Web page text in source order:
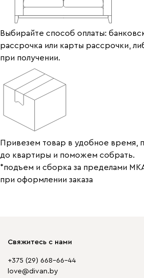
Выбирайте способ оплаты:
рассрочка или карты рассрочки,
при получении.
Привезем товар в удобное время,
до квартиры и поможем собрать.
*подъем и сборка за пределами
при оформлении заказа
Свяжитесь с нами
+375 (29) 668-66-44
love@divan.by